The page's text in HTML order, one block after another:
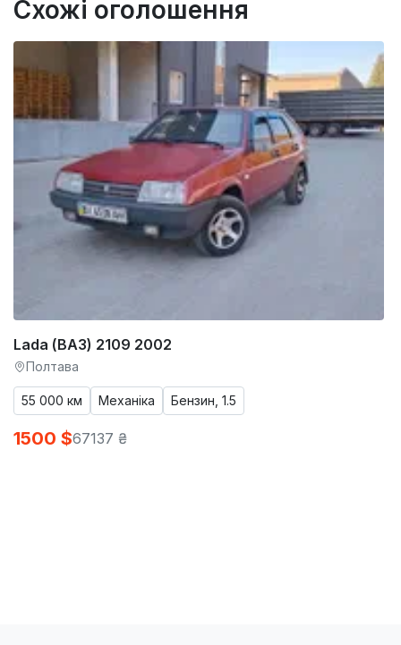
Схожі оголошення
Lada (ВАЗ) 2109 2002
Полтава
55 000 км Механіка Бензин, 1.5
1500 $67137 ₴